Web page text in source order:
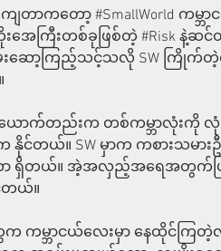
ာကတော့ #SmallWorld ကမ္ဘာ
ဘိုးအေကြီးတစ်ခုဖြစ်တဲ့ #Risk
စမ်းဆော့ကြည့်သင့်သလို SW ကြို
ယောက်တည်းက တစ်ကမ္ဘာလုံးကို လုံ
နိုင်တယ်။ SW မှာက ကစားသမာ
ရှိတယ်။ အဲ့အလှည့်အရေအတွက်ပြ
တယ်။
က ကမ္ဘာငယ်လေးမှာ နေထိုင်ကြ